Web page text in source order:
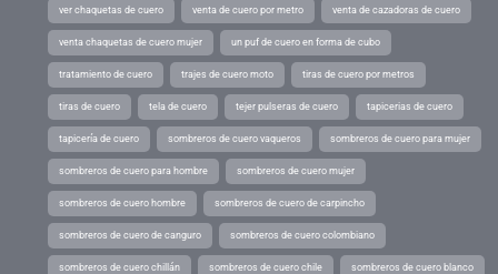
ver chaquetas de cuero venta de cuero por metro venta de cazadoras de cuero
venta chaquetas de cuero mujer un puf de cuero en forma de cubo
tratamiento de cuero trajes de cuero moto tiras de cuero por metros
tiras de cuero tela de cuero tejer pulseras de cuero tapicerias de cuero
tapicería de cuero sombreros de cuero vaqueros sombreros de cuero para mujer
sombreros de cuero para hombre sombreros de cuero mujer
sombreros de cuero hombre sombreros de cuero de carpincho
sombreros de cuero de canguro sombreros de cuero colombiano
sombreros de cuero chillán sombreros de cuero chile sombreros de cuero blanco